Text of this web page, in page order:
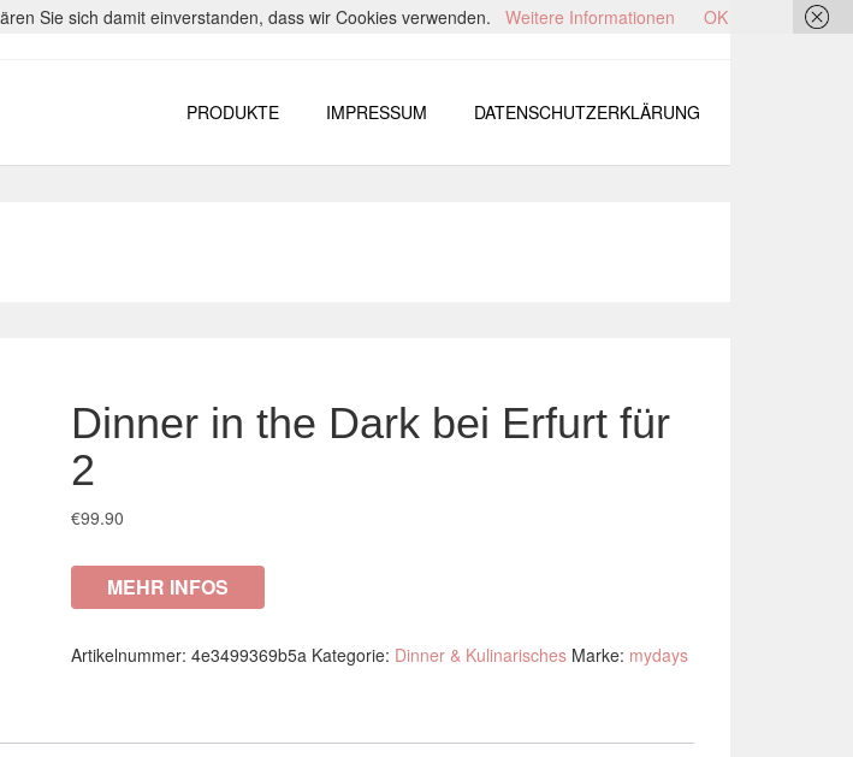
PRODUKTE IMPRESSUM DATENSCHUTZERKLÄRUNG
Dinner in the Dark bei Erfurt für
2
€99.90
MEHR INFOS
Artikelnummer: 4e3499369b5a Kategorie: Dinner & Kulinarisches Marke: mydays
Sie sich damit einverstanden, dass wir Cookies verwenden. Weitere Informationen OK